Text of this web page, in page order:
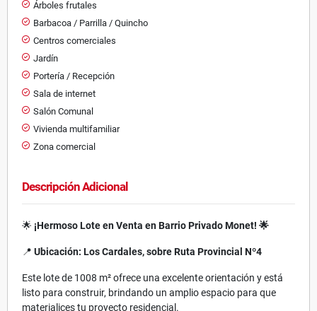
Árboles frutales
Barbacoa / Parrilla / Quincho
Centros comerciales
Jardín
Portería / Recepción
Sala de internet
Salón Comunal
Vivienda multifamiliar
Zona comercial
Descripción Adicional
🌟 ¡Hermoso Lote en Venta en Barrio Privado Monet! 🌟
📍 Ubicación: Los Cardales, sobre Ruta Provincial Nº4
Este lote de 1008 m² ofrece una excelente orientación y está
listo para construir, brindando un amplio espacio para que
materialices tu proyecto residencial.